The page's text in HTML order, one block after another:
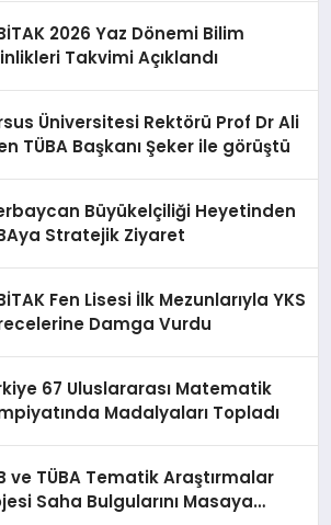
2026 Yaz Dönemi Bilim
Takvimi Açıklandı
Üniversitesi Rektörü Prof Dr Ali
TÜBA Başkanı Şeker ile görüştü
Büyükelçiliği Heyetinden
Stratejik Ziyaret
Fen Lisesi İlk Mezunlarıyla YKS
Damga Vurdu
67 Uluslararası Matematik
Madalyaları Topladı
ve TÜBA Tematik Araştırmalar
Saha Bulgularını Masaya